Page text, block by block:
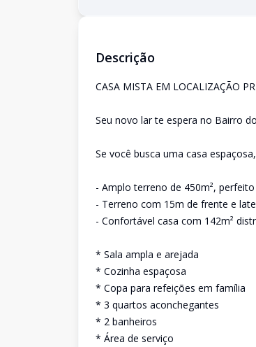
Descrição
CASA MISTA EM LOCALIZAÇÃO
Seu novo lar te espera no Bairro
Se você busca uma casa
- Amplo terreno de 450m²,
- Terreno com 15m de frente e
- Confortável casa com 142m²
* Sala ampla e arejada
* Cozinha espaçosa
* Copa para refeições em família
* 3 quartos aconchegantes
* 2 banheiros
* Área de serviço